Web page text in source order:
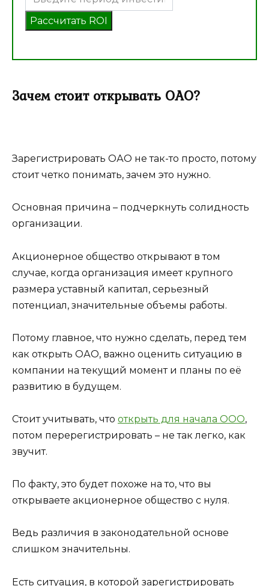
Рассчитать ROI
Зачем стоит открывать ОАО?
Зарегистрировать ОАО не так-то просто, потому
стоит четко понимать, зачем это нужно.
Основная причина – подчеркнуть солидность
организации.
Акционерное общество открывают в том
случае, когда организация имеет крупного
размера уставный капитал, серьезный
потенциал, значительные объемы работы.
Потому главное, что нужно сделать, перед тем
как открыть ОАО, важно оценить ситуацию в
компании на текущий момент и планы по её
развитию в будущем.
Стоит учитывать, что открыть для начала ООО,
потом перерегистрировать – не так легко, как
звучит.
По факту, это будет похоже на то, что вы
открываете акционерное общество с нуля.
Ведь различия в законодательной основе
слишком значительны.
Есть ситуация, в которой зарегистрировать